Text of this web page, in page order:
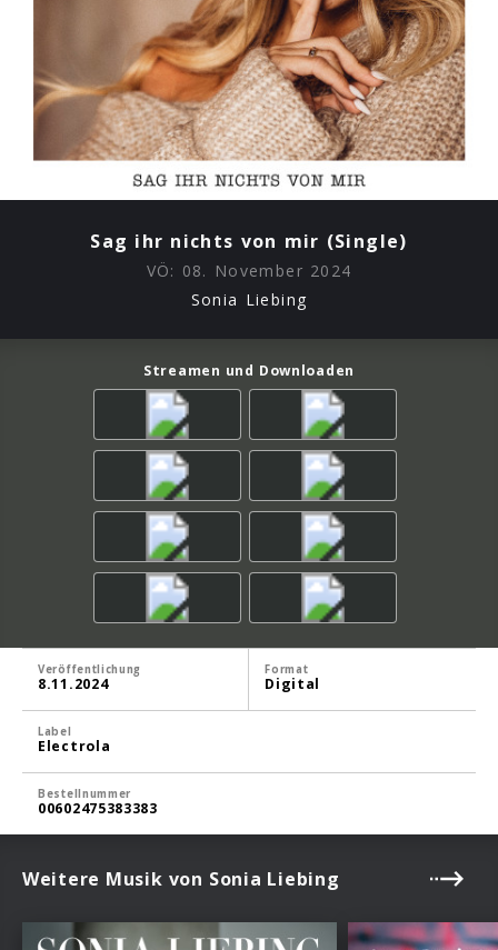
Sag ihr nichts von mir (Single)
VÖ: 08. November 2024
Sonia Liebing
Streamen und Downloaden
Veröffentlichung
8.11.2024
Format
Digital
Label
Electrola
Bestellnummer
00602475383383
Weitere Musik von Sonia Liebing